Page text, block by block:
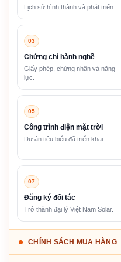
Lịch sử hình thành và phát triển.
03
Chứng chỉ hành nghề
Giấy phép, chứng nhận và năng
lực.
05
Công trình điện mặt trời
Dự án tiêu biểu đã triển khai.
07
Đăng ký đối tác
Trở thành đại lý Việt Nam Solar.
CHÍNH SÁCH MUA HÀNG